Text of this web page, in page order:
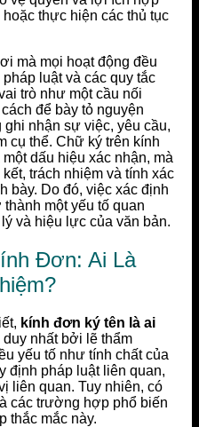
thực hiện các thủ tục
mà mọi hoạt động đều
luật và các quy tắc
trò như một cầu nối
để bày tỏ nguyện
nhận sự việc, yêu cầu,
cụ thể. Chữ ký trên kính
dấu hiệu xác nhận, mà
trách nhiệm và tính xác
bày. Do đó, việc xác định
thành một yếu tố quan
và hiệu lực của văn bản.
Đơn: Ai Là
kính đơn ký tên là ai
nhất bởi lẽ thẩm
yếu tố như tính chất của
định pháp luật liên quan,
liên quan. Tuy nhiên, có
các trường hợp phổ biến
thắc mắc này.